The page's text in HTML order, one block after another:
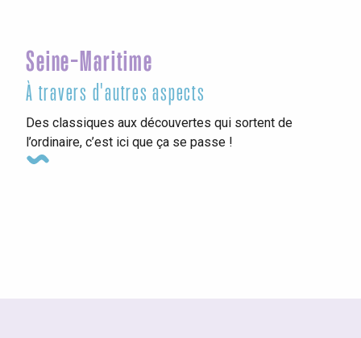
Seine-Maritime
À travers d'autres aspects
Des classiques aux découvertes qui sortent de
l’ordinaire, c’est ici que ça se passe !